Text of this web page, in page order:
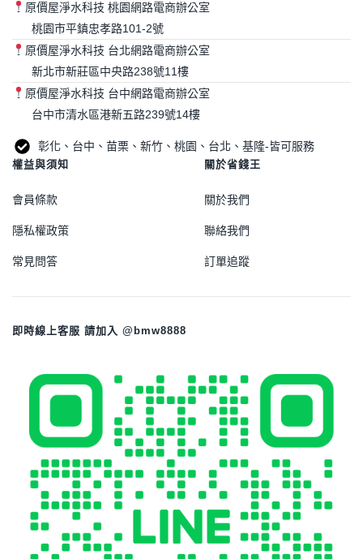
原價屋淨水科技 桃園網路電商辦公室
桃園市平鎮忠孝路101-2號
原價屋淨水科技 台北網路電商辦公室
新北市新莊區中央路238號11樓
原價屋淨水科技 台中網路電商辦公室
台中市清水區港新五路239號14樓
彰化、台中、苗栗、新竹、桃園、台北、基隆-皆可服務
權益與須知
會員條款
隱私權政策
常見問答
關於省錢王
關於我們
聯絡我們
訂單追蹤
即時線上客服 請加入 @bmw8888